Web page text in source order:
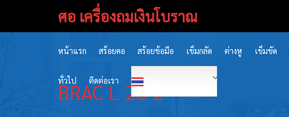
ศอ เครื่องถมเงินโบราณ
หน้าแรก สร้อยคอ สร้อยข้อมือ เข็มกลัด ต่างหู เข็มขัด
ทั่วไป ติดต่อเรา
BRAC L 26-2